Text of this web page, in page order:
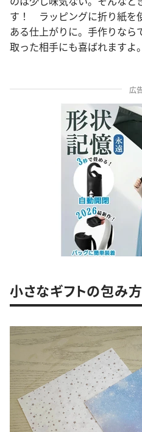
す！ ラッピングに折り紙を
ある仕上がりに。手作りなら
取った相手にも喜ばれますよ。
広
小さなギフトの包み